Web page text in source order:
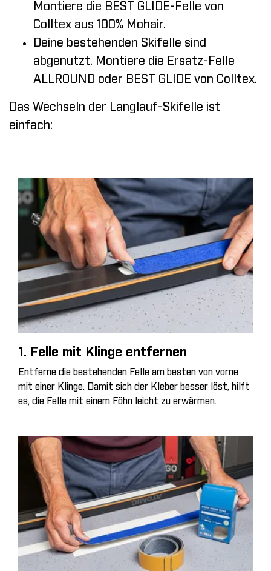
Montiere die BEST GLIDE-Felle von
Colltex aus 100% Mohair.
Deine bestehenden Skifelle sind
abgenutzt. Montiere die Ersatz-Felle
ALLROUND oder BEST GLIDE von Colltex.
Das Wechseln der Langlauf-Skifelle ist
einfach:
1. Felle mit Klinge entfernen
Entferne die bestehenden Felle am besten von vorne
mit einer Klinge. Damit sich der Kleber besser löst, hilft
es, die Felle mit einem Föhn leicht zu erwärmen.